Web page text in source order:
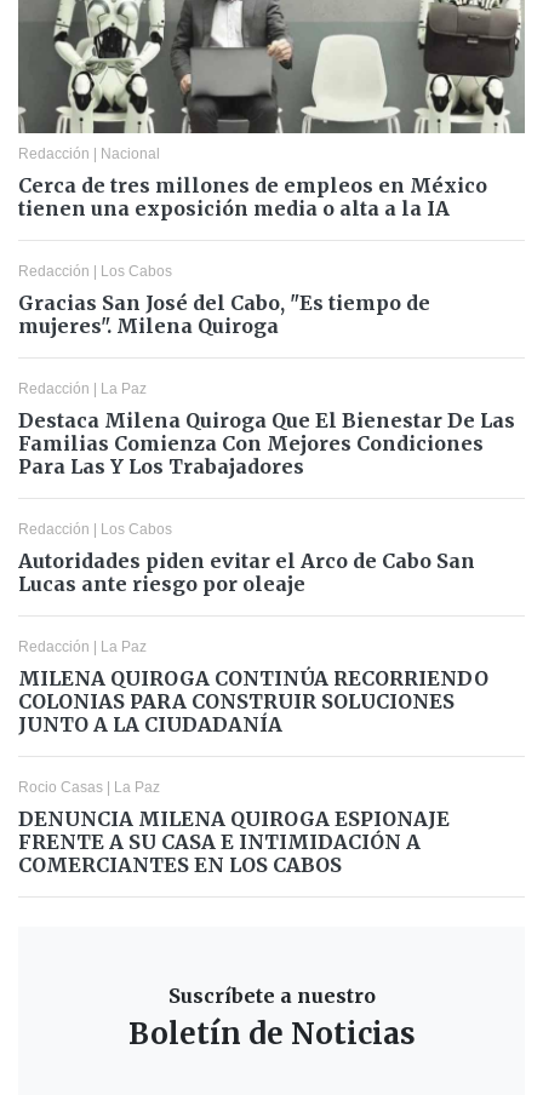
Redacción Nacional
Cerca de tres millones de empleos en México
tienen una exposición media o alta a la IA
Redacción Los Cabos
Gracias San José del Cabo, "Es tiempo de
mujeres". Milena Quiroga
Redacción La Paz
Destaca Milena Quiroga Que El Bienestar De Las
Familias Comienza Con Mejores Condiciones
Para Las Y Los Trabajadores
Redacción Los Cabos
Autoridades piden evitar el Arco de Cabo San
Lucas ante riesgo por oleaje
Redacción La Paz
MILENA QUIROGA CONTINÚA RECORRIENDO
COLONIAS PARA CONSTRUIR SOLUCIONES
JUNTO A LA CIUDADANÍA
Rocio Casas La Paz
DENUNCIA MILENA QUIROGA ESPIONAJE
FRENTE A SU CASA E INTIMIDACIÓN A
COMERCIANTES EN LOS CABOS
Suscríbete a nuestro
Boletín de Noticias